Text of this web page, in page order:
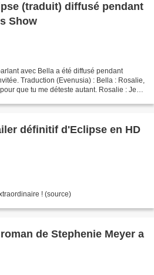
(traduit) diffusé pendant
Show
avec Bella a été diffusé pendant
Traduction (Evenusia) : Bella : Rosalie,
que tu me déteste autant. Rosalie : Je
définitif d'Eclipse en HD
! (source)
de Stephenie Meyer a